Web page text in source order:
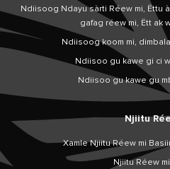
Ndiisoog Ndayu sàrti Réew mi, Ëttu
gafag réew mi, Ëtt ak
Ndiisoog koom mi,
Ndiisoo gu kawe gi ci
Ndiisoo gu kawe gu
Njiitu
Xamle Njiitu Réew mi
Njiitu Réew